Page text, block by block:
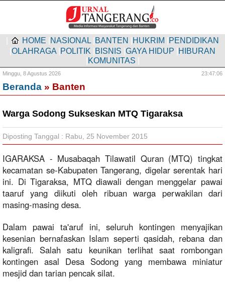
HOME NASIONAL BANTEN HUKRIM PENDIDIKAN
OLAHRAGA POLITIK BISNIS GAYA HIDUP HIBURAN
KOMUNITAS
Minggu, 8 Agustus 2026 23:47:06
Beranda » Banten
Warga Sodong Sukseskan MTQ Tigaraksa
Diposting Tanggal : Rabu, 25 November 2015
IGARAKSA - Musabaqah Tilawatil Quran (MTQ) tingkat
kecamatan se-Kabupaten Tangerang, digelar serentak hari
ini. Di Tigaraksa, MTQ diawali dengan menggelar pawai
taaruf yang diikuti oleh ribuan warga perwakilan dari
masing-masing desa.
Dalam pawai ta'aruf ini, seluruh kontingen menyajikan
kesenian bernafaskan Islam seperti qasidah, rebana dan
kaligrafi. Salah satu keunikan terlihat saat rombongan
kontingen asal Desa Sodong yang membawa miniatur
mesjid dan tarian pencak silat.